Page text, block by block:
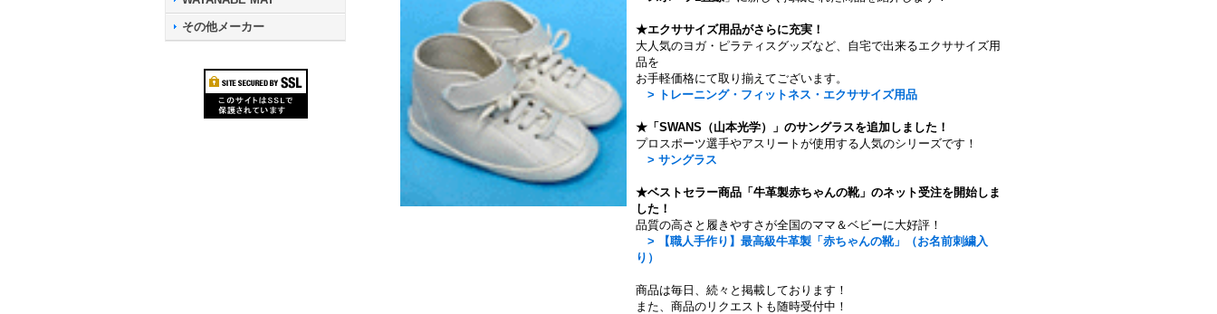
その他メーカー
★エクササイズ用品がさらに充実！
大人気のヨガ・ピラティスグッズなど、自宅で出来るエクササイズ用
品を
お手軽価格にて取り揃えてございます。
> トレーニング・フィットネス・エクササイズ用品
★「SWANS（山本光学）」のサングラスを追加しました！
プロスポーツ選手やアスリートが使用する人気のシリーズです！
> サングラス
★ベストセラー商品「牛革製赤ちゃんの靴」のネット受注を開始しま
した！
品質の高さと履きやすさが全国のママ＆ベビーに大好評！
> 【職人手作り】最高級牛革製「赤ちゃんの靴」（お名前刺繍入
り）
商品は毎日、続々と掲載しております！
また、商品のリクエストも随時受付中！